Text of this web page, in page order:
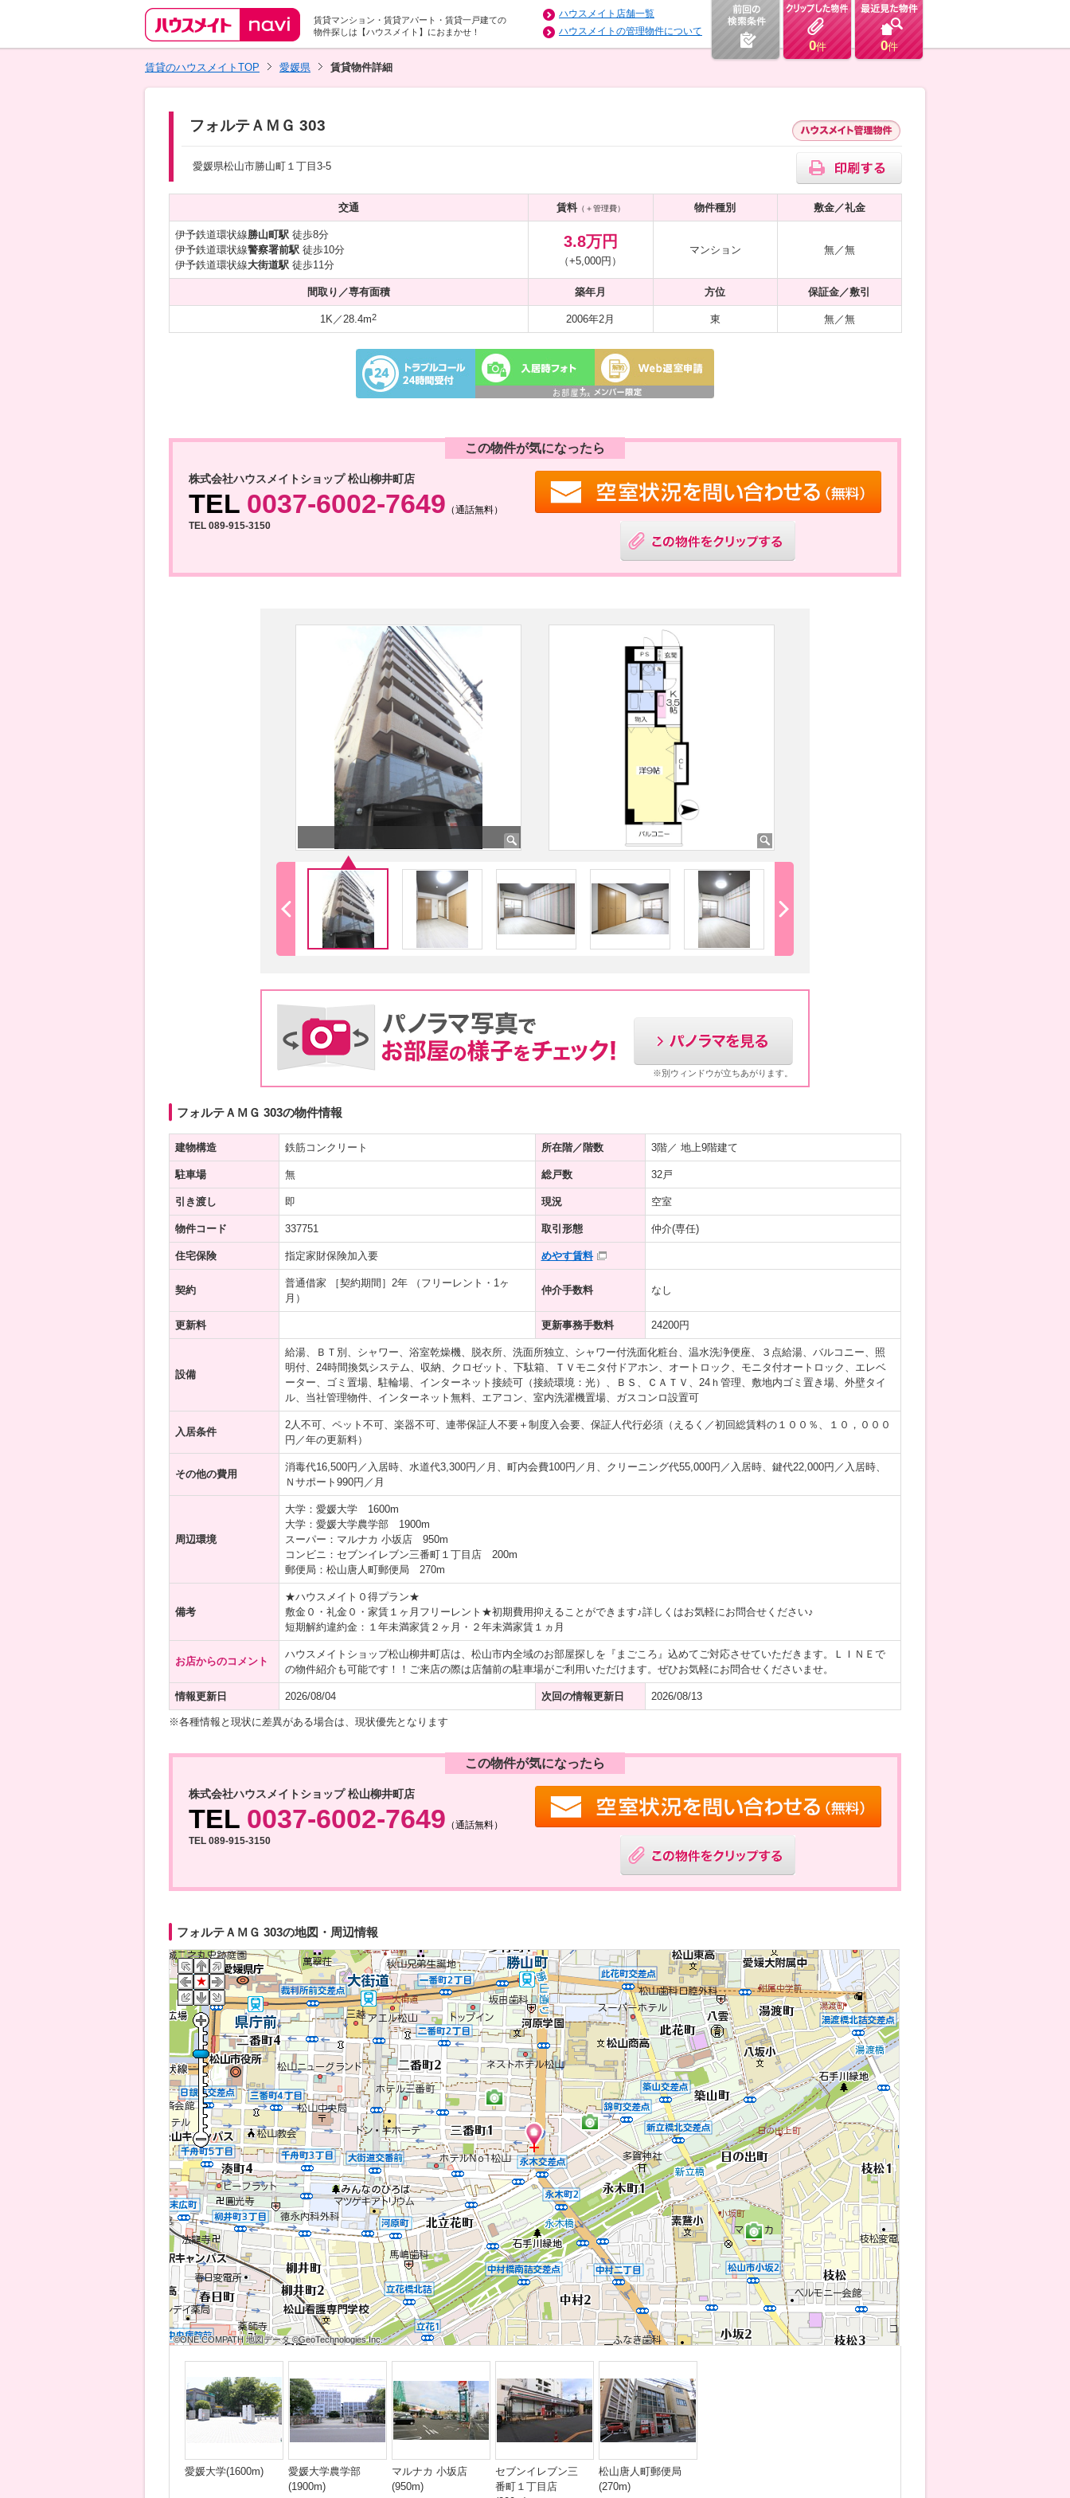
賃貸マンション・賃貸アパート・賃貸一戸建ての
物件探しは【ハウスメイト】におまかせ！
ハウスメイト店舗一覧
ハウスメイトの管理物件について
0件 0件
賃貸のハウスメイトTOP
愛媛県 賃貸物件詳細
フォルテＡＭＧ 303
愛媛県松山市勝山町１丁目3-5
交通 賃料（＋管理費） 物件種別 敷金／礼金
伊予鉄道環状線勝山町駅徒歩8分
伊予鉄道環状線警察署前駅徒歩10分
伊予鉄道環状線大街道駅徒歩11分
3.8万円
（+5,000円）
マンション 無／無
間取り／専有面積 築年月 方位 保証金／敷引
1K／28.4m2 2006年2月 東 無／無
この物件が気になったら
株式会社ハウスメイトショップ 松山柳井町店
TEL 0037-6002-7649 （通話無料）
TEL 089-915-3150
※別ウィンドウが立ちあがります。
フォルテＡＭＧ 303の物件情報
建物構造 鉄筋コンクリート 所在階／階数 3階／ 地上9階建て
駐車場 無 総戸数 32戸
引き渡し 即 現況 空室
物件コード 337751 取引形態 仲介(専任)
住宅保険 指定家財保険加入要 めやす賃料
契約
普通借家 ［契約期間］2年 （フリーレント・1ヶ
月）
仲介手数料 なし
更新料 更新事務手数料 24200円
設備
給湯、ＢＴ別、シャワー、浴室乾燥機、脱衣所、洗面所独立、シャワー付洗面化粧台、温水洗浄便座、３点給湯、バルコニー、照
明付、24時間換気システム、収納、クロゼット、下駄箱、ＴＶモニタ付ドアホン、オートロック、モニタ付オートロック、エレベ
ーター、ゴミ置場、駐輪場、インターネット接続可（接続環境：光）、ＢＳ、ＣＡＴＶ、24ｈ管理、敷地内ゴミ置き場、外壁タイ
ル、当社管理物件、インターネット無料、エアコン、室内洗濯機置場、ガスコンロ設置可
入居条件
2人不可、ペット不可、楽器不可、連帯保証人不要＋制度入会要、保証人代行必須（えるく／初回総賃料の１００％、１０，０００
円／年の更新料）
その他の費用
消毒代16,500円／入居時、水道代3,300円／月、町内会費100円／月、クリーニング代55,000円／入居時、鍵代22,000円／入居時、
Ｎサポート990円／月
周辺環境
大学：愛媛大学 1600m
大学：愛媛大学農学部 1900m
スーパー：マルナカ 小坂店 950m
コンビニ：セブンイレブン三番町１丁目店 200m
郵便局：松山唐人町郵便局 270m
備考
★ハウスメイト０得プラン★
敷金０・礼金０・家賃１ヶ月フリーレント★初期費用抑えることができます♪詳しくはお気軽にお問合せください♪
短期解約違約金：１年未満家賃２ヶ月・２年未満家賃１ヵ月
お店からのコメント
ハウスメイトショップ松山柳井町店は、松山市内全域のお部屋探しを『まごころ』込めてご対応させていただきます。ＬＩＮＥで
の物件紹介も可能です！！ご来店の際は店舗前の駐車場がご利用いただけます。ぜひお気軽にお問合せくださいませ。
情報更新日 2026/08/04 次回の情報更新日 2026/08/13
※各種情報と現状に差異がある場合は、現状優先となります
この物件が気になったら
株式会社ハウスメイトショップ 松山柳井町店
TEL 0037-6002-7649 （通話無料）
TEL 089-915-3150
フォルテＡＭＧ 303の地図・周辺情報
©ONE COMPATH 地図データ ©GeoTechnologies Inc.
©ONE COMPATH 地図データ ©GeoTechnologies Inc.
©ONE COMPATH 地図データ ©GeoTechnologies Inc.
©ONE COMPATH 地図データ ©GeoTechnologies Inc.
©ONE COMPATH 地図データ ©GeoTechnologies Inc.
©ONE COMPATH 地図データ ©GeoTechnologies Inc.
©ONE COMPATH 地図データ ©GeoTechnologies Inc.
©ONE COMPATH 地図データ ©GeoTechnologies Inc.
©ONE COMPATH 地図データ ©GeoTechnologies Inc.
愛媛大学(1600m)
愛媛大学農学部
(1900m)
マルナカ 小坂店
(950m)
セブンイレブン三
番町１丁目店
松山唐人町郵便局
(270m)